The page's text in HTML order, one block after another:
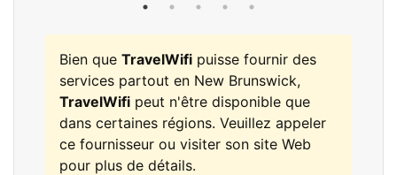
Bien que TravelWifi puisse fournir des
services partout en New Brunswick,
TravelWifi peut n'être disponible que
dans certaines régions. Veuillez appeler
ce fournisseur ou visiter son site Web
pour plus de détails.